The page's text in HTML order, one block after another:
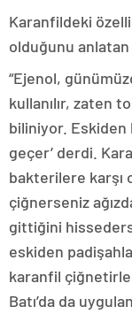
Karanfildeki
olduğunu
“Ejenol,
kullanılır, zaten
biliniyor. Eskiden
geçer’ derdi.
bakterilere karşı
çiğnerseniz
gittiğini
eskiden
karanfil
Batı’da da